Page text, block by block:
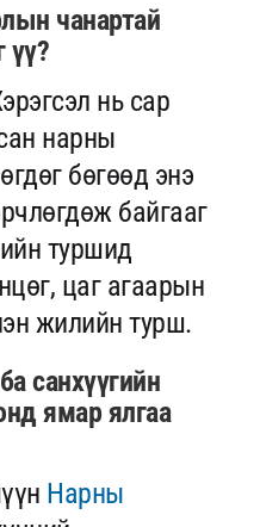
чанартай
үү?
нь сар
нарны
бөгөөд энэ
байгааг
туршид
цаг агаарын
жилийн турш.
санхүүгийн
ямар ялгаа
Нарны